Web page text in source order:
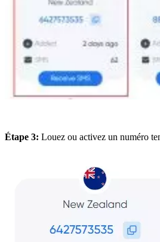
Étape 3: Louez ou activez un numéro